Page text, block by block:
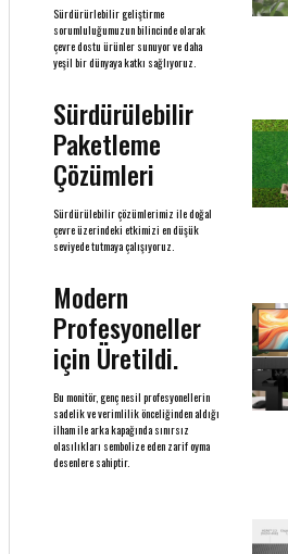
Sürdürürlebilir geliştirme
sorumluluğumuzun bilincinde olarak
çevre dostu ürünler sunuyor ve daha
yeşil bir dünyaya katkı sağlıyoruz.
Sürdürülebilir
Paketleme
Çözümleri
Sürdürülebilir çözümlerimiz ile doğal
çevre üzerindeki etkimizi en düşük
seviyede tutmaya çalışıyoruz.
Modern
Profesyoneller
için Üretildi.
Bu monitör, genç nesil profesyonellerin
sadelik ve verimlilik önceliğinden aldığı
ilham ile arka kapağında sınırsız
olasılıkları sembolize eden zarif oyma
desenlere sahiptir.